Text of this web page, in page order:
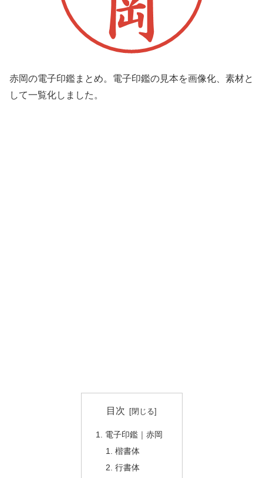
赤岡の電子印鑑まとめ。電子印鑑の見本を画像化、素材と
して一覧化しました。
目次
電子印鑑｜赤岡
楷書体
行書体